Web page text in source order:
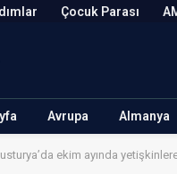
Çocuk Parası
Avrupa Almanya
ekim ayında